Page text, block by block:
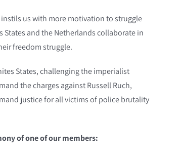
us with more motivation to struggle
and the Netherlands collaborate in
freedom struggle.
States, challenging the imperialist
the charges against Russell Ruch,
justice for all victims of police brutality
of one of our members: